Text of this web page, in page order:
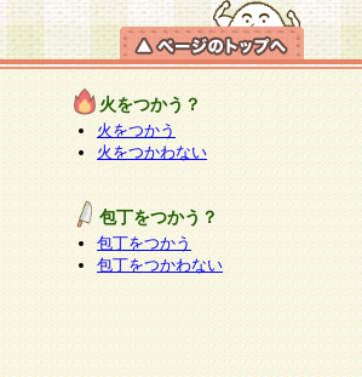
火をつかう？
火をつかう
火をつかわない
包丁をつかう？
包丁をつかう
包丁をつかわない